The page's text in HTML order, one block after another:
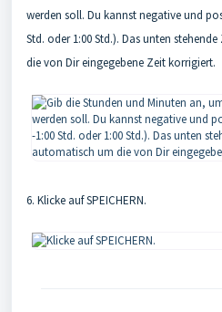
werden soll. Du kannst negative und
Std. oder 1:00 Std.). Das unten
die von Dir eingegebene Zeit korrigiert.
6. Klicke auf SPEICHERN.